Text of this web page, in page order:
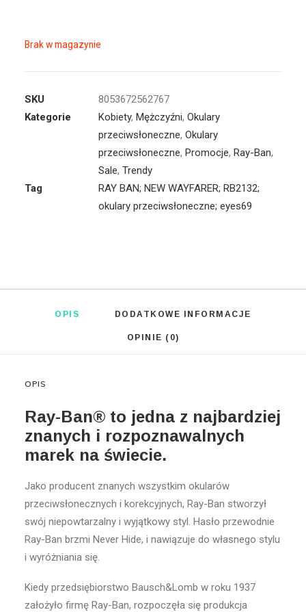
Brak w magazynie
SKU
8053672562767
Kategorie
Kobiety, Mężczyźni, Okulary
przeciwsłoneczne, Okulary
przeciwsłoneczne, Promocje, Ray-Ban,
Sale, Trendy
Tag
RAY BAN; NEW WAYFARER; RB2132;
okulary przeciwsłoneczne; eyes69
OPIS DODATKOWE INFORMACJE
OPINIE (0)
OPIS
Ray-Ban® to jedna z najbardziej
znanych i rozpoznawalnych
marek na świecie.
Jako producent znanych wszystkim okularów
przeciwsłonecznych i korekcyjnych, Ray-Ban stworzył
swój niepowtarzalny i wyjątkowy styl. Hasło przewodnie
Ray-Ban brzmi Never Hide, i nawiązuje do własnego stylu
i wyróżniania się.
Kiedy przedsiębiorstwo Bausch&Lomb w roku 1937
założyło firmę Ray-Ban, rozpoczęła się produkcja